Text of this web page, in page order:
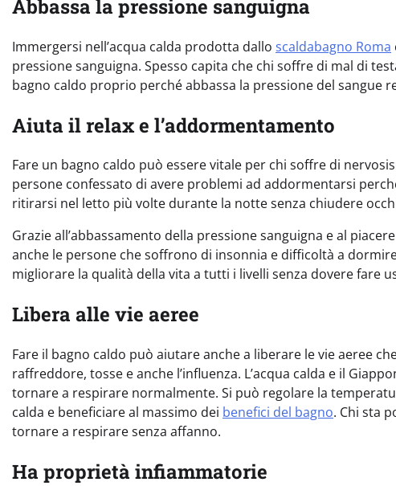
Abbassa la pressione sanguigna
Immergersi nell’acqua calda prodotta dallo scaldabagno Roma
pressione sanguigna. Spesso capita che chi soffre di mal di
bagno caldo proprio perché abbassa la pressione del sangue
Aiuta il relax e l’addormentamento
Fare un bagno caldo può essere vitale per chi soffre di
persone confessato di avere problemi ad addormentarsi
ritirarsi nel letto più volte durante la notte senza chiudere
Grazie all’abbassamento della pressione sanguigna e al
anche le persone che soffrono di insonnia e difficoltà a
migliorare la qualità della vita a tutti i livelli senza dovere fare
Libera alle vie aeree
Fare il bagno caldo può aiutare anche a liberare le vie aeree
raffreddore, tosse e anche l’influenza. L’acqua calda e il
tornare a respirare normalmente. Si può regolare la
calda e beneficiare al massimo dei benefici del bagno. Chi sta
tornare a respirare senza affanno.
Ha proprietà infiammatorie